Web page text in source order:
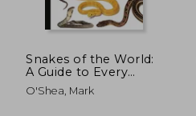
55%
dcto.
S/ 372,06
S/ 167,43
Snakes of the World:
A Guide to Every
Family (a Guide to
Every Family, 6) (en
O'Shea, Mark